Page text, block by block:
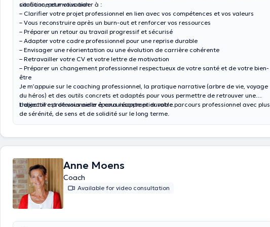
confiance et motivation.
situation, pour vous aider à :
– Clarifier votre projet professionnel en lien avec vos compétences et vos valeurs
– Vous reconstruire après un burn-out et renforcer vos ressources
– Préparer un retour au travail progressif et sécurisé
– Adapter votre cadre professionnel pour une reprise durable
– Envisager une réorientation ou une évolution de carrière cohérente
– Retravailler votre CV et votre lettre de motivation
– Préparer un changement professionnel respectueux de votre santé et de votre bien-
être
Je m’appuie sur le coaching professionnel, la pratique narrative (arbre de vie, voyage
du héros) et des outils concrets et adaptés pour vous permettre de retrouver une
trajectoire professionnelle épanouissante et durable.
L’objectif est de vous aider à vous réapproprier votre parcours professionnel avec plus
de sérénité, de sens et de solidité sur le long terme.
Anne Moens
Coach
Available for video consultation